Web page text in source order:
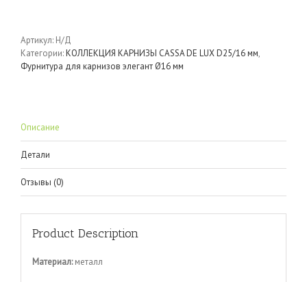
Артикул: Н/Д
Категории:КОЛЛЕКЦИЯ КАРНИЗЫ CASSA DE LUX D25/16 мм,
Фурнитура для карнизов элегант Ø16 мм
Описание
Детали
Отзывы (0)
Product Description
Материал:металл